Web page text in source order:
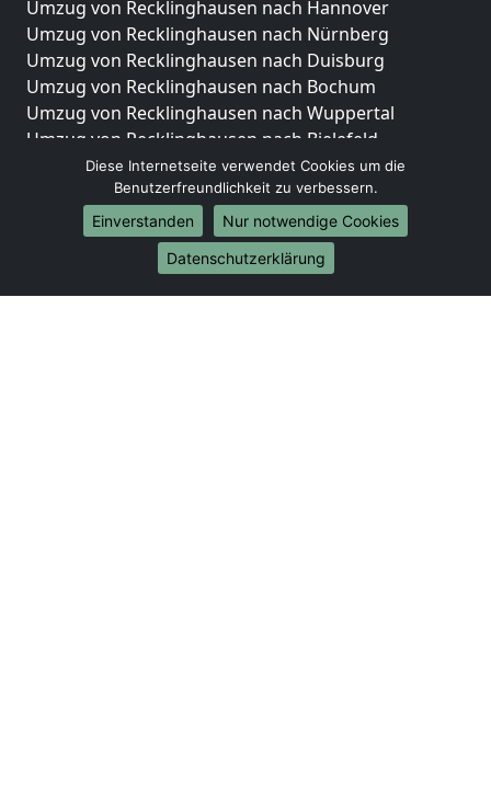
Umzug von Recklinghausen nach Hannover
Umzug von Recklinghausen nach Nürnberg
Umzug von Recklinghausen nach Duisburg
Umzug von Recklinghausen nach Bochum
Umzug von Recklinghausen nach Wuppertal
Umzug von Recklinghausen nach Bielefeld
Umzug von Recklinghausen nach Bonn
Umzug von Recklinghausen nach Münster
Internationale-Umzüge
Umzug von Recklinghausen nach Brasilien
Umzug von Recklinghausen nach Brunei
Diese Internetseite verwendet Cookies um die
Benutzerfreundlichkeit zu verbessern.
Einverstanden
Nur notwendige Cookies
Datenschutzerklärung